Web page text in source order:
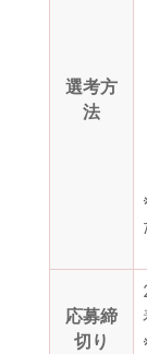
選考方
法
応募締
切り